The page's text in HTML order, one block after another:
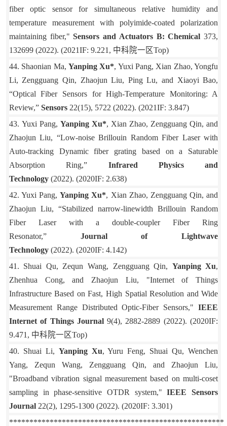
fiber optic sensor for simultaneous relative humidity and
temperature measurement with polyimide-coated polarization
maintaining fiber,"Sensors and Actuators B: Chemical 373,
132699 (2022). (2021IF: 9.221, 中科院一区Top)
44. Shaonian Ma, Yanping Xu*, Yuxi Pang, Xian Zhao, Yongfu
Li, Zengguang Qin, Zhaojun Liu, Ping Lu, and Xiaoyi Bao,
“Optical Fiber Sensors for High-Temperature Monitoring: A
Review,” Sensors22(15), 5722 (2022). (2021IF: 3.847)
43. Yuxi Pang, Yanping Xu*, Xian Zhao, Zengguang Qin, and
Zhaojun Liu, “Low-noise Brillouin Random Fiber Laser with
Auto-tracking Dynamic fiber grating based on a Saturable
Absorption Ring,” Infrared Physics and
Technology(2022). (2020IF: 2.638)
42. Yuxi Pang,Yanping Xu*, Xian Zhao, Zengguang Qin, and
Zhaojun Liu, “Stabilized narrow-linewidth Brillouin Random
Fiber Laser with a double-coupler Fiber Ring
Resonator,” Journal of Lightwave
Technology(2022). (2020IF: 4.142)
41. Shuai Qu, Zequn Wang, Zengguang Qin, Yanping Xu,
Zhenhua Cong, and Zhaojun Liu, "Internet of Things
Infrastructure Based on Fast, High Spatial Resolution and Wide
Measurement Range Distributed Optic-Fiber Sensors,"IEEE
Internet of Things Journal9(4), 2882-2889 (2022). (2020IF:
9.471, 中科院一区Top)
40. Shuai Li, Yanping Xu, Yuru Feng, Shuai Qu, Wenchen
Yang, Zequn Wang, Zengguang Qin, and Zhaojun Liu,
"Broadband vibration signal measurement based on multi-coset
sampling in phase-sensitive OTDR system,"IEEE Sensors
Journal 22(2), 1295-1300 (2022). (2020IF: 3.301)